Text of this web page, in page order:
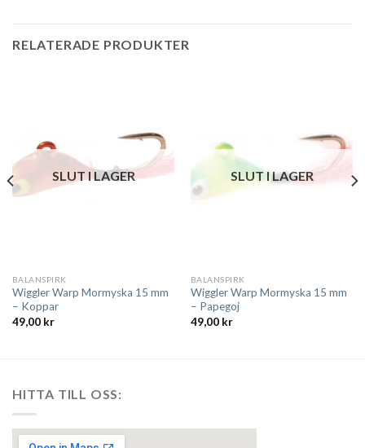
RELATERADE PRODUKTER
SLUT I LAGER
BALANSPIRK
Wiggler Warp Mormyska 15 mm
– Koppar
49,00 kr
SLUT I LAGER
BALANSPIRK
Wiggler Warp Mormyska 15 mm
– Papegoj
49,00 kr
HITTA TILL OSS: